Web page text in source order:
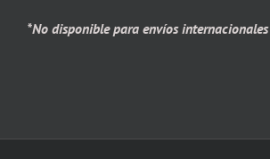
*No disponible para envíos internacionales